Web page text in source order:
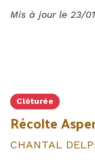
Mis à jour le 23/
Clôturée
Récolte
CHANTAL